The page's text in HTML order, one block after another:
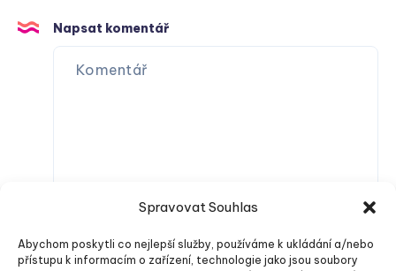
Spravovat Souhlas
Abychom poskytli co nejlepší služby, používáme k ukládání a/nebo
přístupu k informacím o zařízení, technologie jako jsou soubory
Napsat komentář